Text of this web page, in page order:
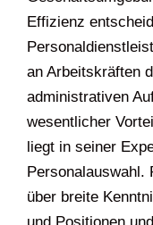
den Zugang zu
es auf
dauerhafter
verändernden
Flexibilität und
an Arbeitskräften
administrativen
wesentlicher